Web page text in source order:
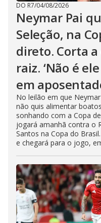
DO R7/04/08/2026
Neymar Pai
Seleção, na
direto. Corta
raiz. ‘Não é
em
No leilão em que
não quis alimentar
sonhando com a Copa
jogará amanhã contra o
Santos na Copa do
e chegará para o jogo,